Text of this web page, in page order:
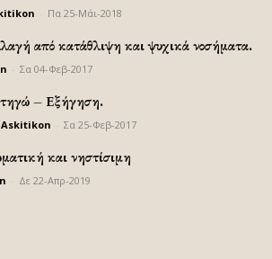
Πα 25-Μάι-2018
από κατάθλιψη και ψυχικά νοσήματα.
Σα 04-Φεβ-2017
– Εξήγηση.
Askitikon Σα 25-Φεβ-2017
και νηστίσιμη
Δε 22-Απρ-2019